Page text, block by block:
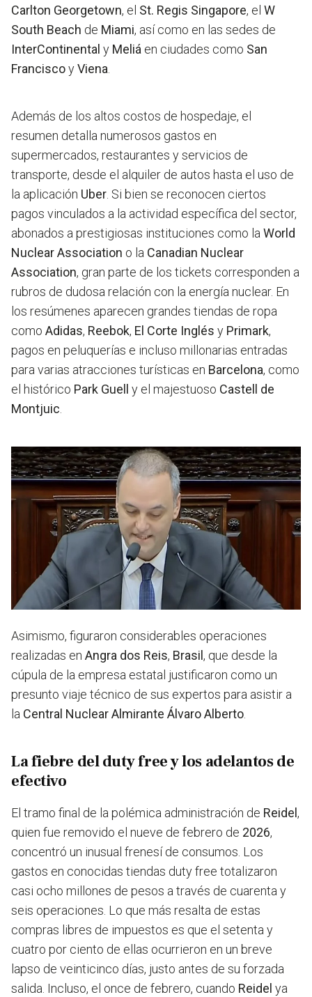
Carlton Georgetown, el St. Regis Singapore, el W
South Beach de Miami, así como en las sedes de
InterContinental y Meliá en ciudades como San
FranciscoyViena
Además de los altos costos de hospedaje, el
resumen detalla numerosos gastos en
supermercados, restaurantes y servicios de
transporte, desde el alquiler de autos hasta el uso de
la aplicación Uber . Si bien se reconocen ciertos
pagos vinculados a la actividad específica del sector,
abonados a prestigiosas instituciones como la World
Nuclear Association o la Canadian Nuclear
Association, gran parte de los tickets corresponden a
rubros de dudosa relación con la energía nuclear. En
los resúmenes aparecen grandes tiendas de ropa
como Adidas, Reebok, El Corte Inglés y Primark,
pagos en peluquerías e incluso millonarias entradas
para varias atracciones turísticas en Barcelona, como
el histórico Park Guell y el majestuoso Castell de
Montjuic
Asimismo, figuraron considerables operaciones
realizadas en Angra dos Reis, Brasil , que desde la
cúpula de la empresa estatal justificaron como un
presunto viaje técnico de sus expertos para asistir a
la Central Nuclear Almirante Álvaro Alberto.
La fiebre del duty free y los adelantos de
efectivo
El tramo final de la polémica administración de Reidel ,
quien fue removido el nueve de febrero de 2026,
concentró un inusual frenesí de consumos. Los
gastos en conocidas tiendas duty free totalizaron
casi ocho millones de pesos a través de cuarenta y
seis operaciones. Lo que más resalta de estas
compras libres de impuestos es que el setenta y
cuatro por ciento de ellas ocurrieron en un breve
lapso de veinticinco días, justo antes de su forzada
salida. Incluso, el once de febrero, cuando Reidel ya